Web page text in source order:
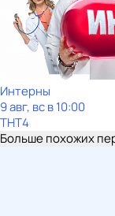
Интерны
9 авг, вс в 10:00
ТНТ4
Больше похожих